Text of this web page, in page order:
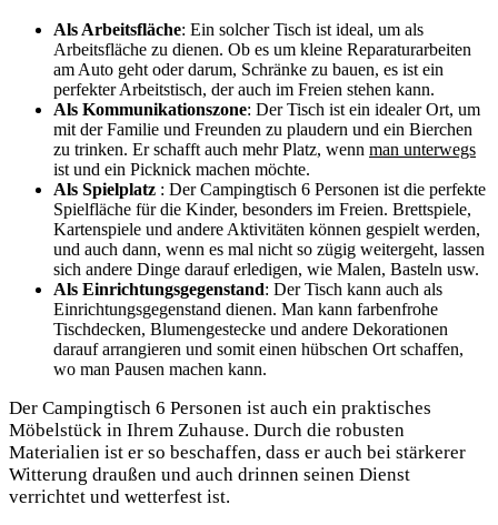
Als Arbeitsfläche: Ein solcher Tisch ist ideal, um als
Arbeitsfläche zu dienen. Ob es um kleine Reparaturarbeiten
am Auto geht oder darum, Schränke zu bauen, es ist ein
perfekter Arbeitstisch, der auch im Freien stehen kann.
Als Kommunikationszone: Der Tisch ist ein idealer Ort, um
mit der Familie und Freunden zu plaudern und ein Bierchen
zu trinken. Er schafft auch mehr Platz, wenn man unterwegs
ist und ein Picknick machen möchte.
Als Spielplatz : Der Campingtisch 6 Personen ist die perfekte
Spielfläche für die Kinder, besonders im Freien. Brettspiele,
Kartenspiele und andere Aktivitäten können gespielt werden,
und auch dann, wenn es mal nicht so zügig weitergeht, lassen
sich andere Dinge darauf erledigen, wie Malen, Basteln usw.
Als Einrichtungsgegenstand: Der Tisch kann auch als
Einrichtungsgegenstand dienen. Man kann farbenfrohe
Tischdecken, Blumengestecke und andere Dekorationen
darauf arrangieren und somit einen hübschen Ort schaffen,
wo man Pausen machen kann.
Der Campingtisch 6 Personen ist auch ein praktisches
Möbelstück in Ihrem Zuhause. Durch die robusten
Materialien ist er so beschaffen, dass er auch bei stärkerer
Witterung draußen und auch drinnen seinen Dienst
verrichtet und wetterfest ist.